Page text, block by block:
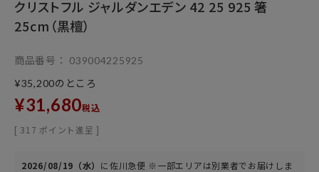
クリストフル ジャルダンエデン 42 25 925 箸
25cm（黒檀）
商品番号
039004225925
¥35,200のところ
¥31,680税込
[ 317 ポイント進呈 ]
2026/08/19（水） に佐川急便 ※一部エリアは別業者でお届けしま